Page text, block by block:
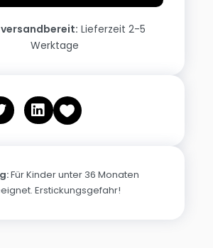
Lieferzeit 2-5
Werktage
Für Kinder unter 36 Monaten
Erstickungsgefahr!